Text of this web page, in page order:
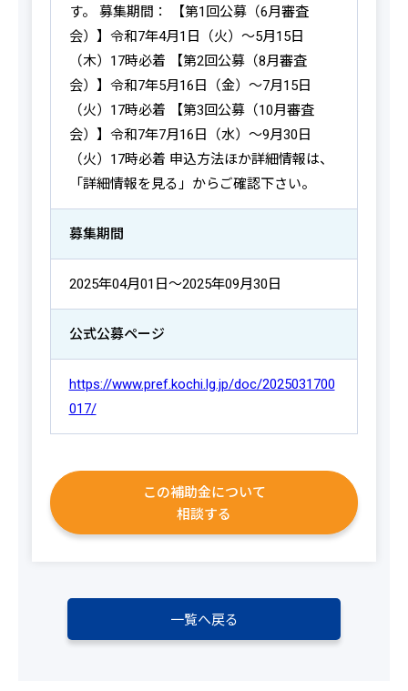
す。 募集期間： 【第1回公募（6月審査
会）】令和7年4月1日（火）～5月15日
（木）17時必着 【第2回公募（8月審査
会）】令和7年5月16日（金）～7月15日
（火）17時必着 【第3回公募（10月審査
会）】令和7年7月16日（水）～9月30日
（火）17時必着 申込方法ほか詳細情報は、
「詳細情報を見る」からご確認下さい。
募集期間
2025年04月01日～2025年09月30日
公式公募ページ
https://www.pref.kochi.lg.jp/doc/2025031700
017/
この補助金について
相談する
一覧へ戻る